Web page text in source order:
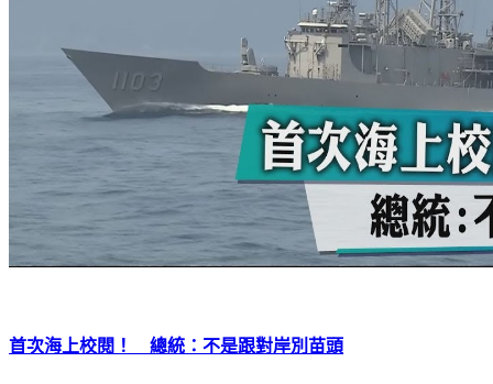
首次海上校閱！ 總統：不是跟對岸別苗頭